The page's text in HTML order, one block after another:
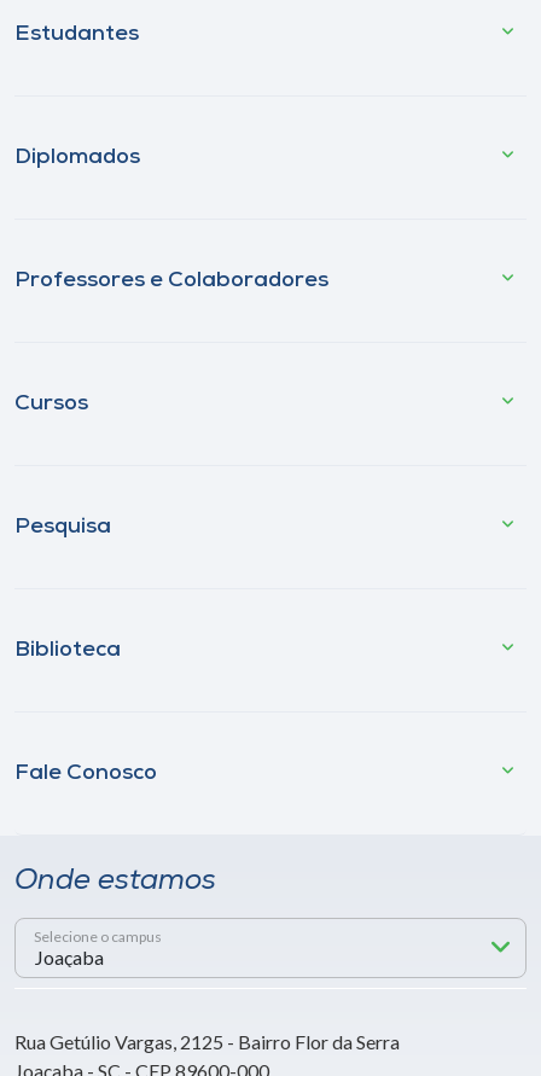
Estudantes
Diplomados
Professores e Colaboradores
Cursos
Pesquisa
Biblioteca
Fale Conosco
Onde estamos
Selecione o campus
Rua Getúlio Vargas, 2125 - Bairro Flor da Serra
Joaçaba - SC - CEP 89600-000